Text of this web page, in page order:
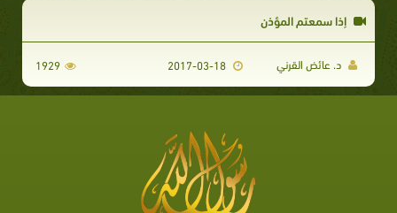
إذا سمعتم المؤذن
د. عائض القرني 1929